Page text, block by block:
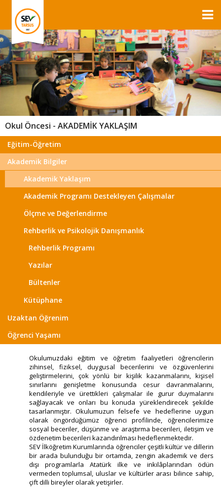
Okul Öncesi - AKADEMİK YAKLAŞIM
Eğitim-Öğretim
Akademik Bilgiler
Akademik Yaklaşım
Akademik Programı Destekleyen Çalışmalar
Ölçme ve Değerlendirme
Rehberlik ve Psikolojik Danışmanlık
Rehberlik Programı
Yazılar
Bültenler
Kütüphane
Uzaktan Öğrenim
Öğrenci Yaşamı
Okulumuzdaki eğitim ve öğretim faaliyetleri öğrencilerin
zihinsel, fiziksel, duygusal becerilerini ve özgüvenlerini
geliştirmelerini, çok yönlü bir kişilik kazanmalarını, kişisel
sınırlarını genişletme konusunda cesur davranmalarını,
kendileriyle ve ürettikleri çalışmalar ile gurur duymalarını
sağlayacak ve onları bu konuda yüreklendirecek şekilde
tasarlanmıştır. Okulumuzun felsefe ve hedeflerine uygun
olarak öngördüğümüz öğrenci profilinde, öğrencilerimize
sosyal beceriler, düşünme ve araştırma becerileri, iletişim ve
özdenetim becerileri kazandırılması hedeflenmektedir.
SEV İlköğretim Kurumlarında öğrenciler çeşitli kültür ve dillerin
bir arada bulunduğu bir ortamda, zengin akademik ve ders
dışı programlarla Atatürk ilke ve inkılâplarından ödün
vermeden toplumsal, uluslar ve kültürler arası bilince sahip,
çift dilli bireyler olarak yetişirler.